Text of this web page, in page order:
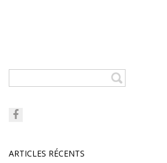
ARTICLES RÉCENTS